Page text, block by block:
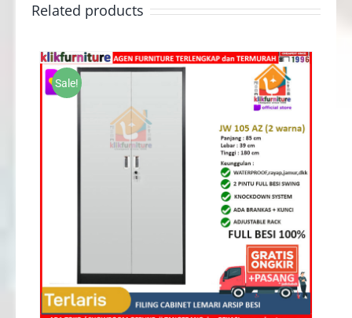
Related products
Sale!